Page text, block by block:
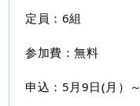
定員：6組
参加費：無料
申込：5月9日(月）